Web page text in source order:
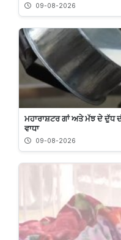
09-08-2026
ਮਹਾਰਾਸ਼ਟਰ ਗਾਂ ਅਤੇ ਮੱਝ ਦੇ ਦੁੱਧ
ਵਾਧਾ
09-08-2026